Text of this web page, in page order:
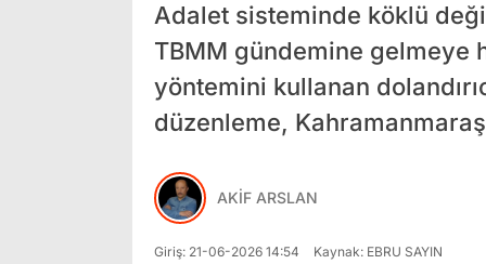
Adalet sisteminde köklü
TBMM gündemine gelmeye
yöntemini kullanan
düzenleme,
AKİF ARSLAN
Giriş: 21-06-2026 14:54 Kaynak: EBRU SAYIN